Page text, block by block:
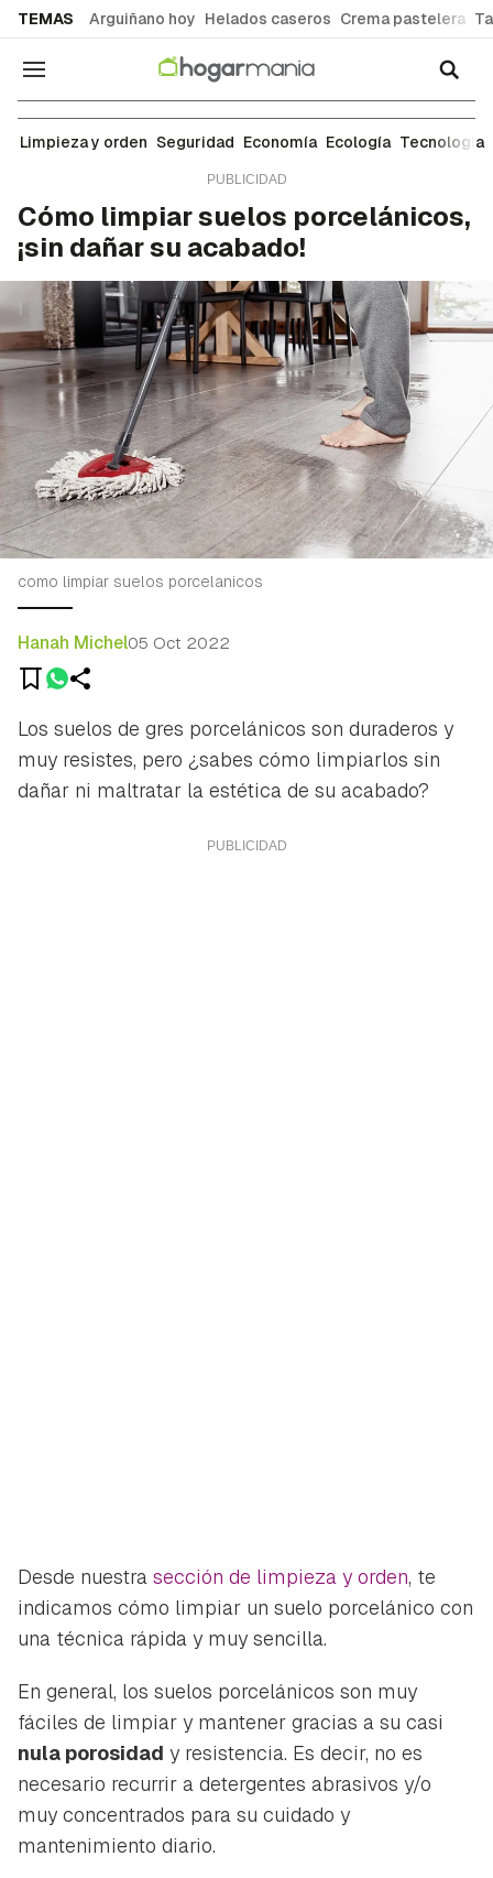
TEMAS Arguiñano hoy Helados caseros Crema pastelera
Navegación
Suelos y paredes
Limpieza y orden Seguridad Economía Ecología Tecnología
Cómo limpiar suelos porcelánicos,
¡sin dañar su acabado!
como limpiar suelos porcelanicos
Hanah Michel05 Oct 2022
Los suelos de gres porcelánicos son duraderos y
muy resistes, pero ¿sabes cómo limpiarlos sin
dañar ni maltratar la estética de su acabado?
Desde nuestra sección de limpieza y orden, te
indicamos cómo limpiar un suelo porcelánico con
una técnica rápida y muy sencilla.
En general, los suelos porcelánicos son muy
fáciles de limpiar y mantener gracias a su casi
nula porosidad y resistencia. Es decir, no es
necesario recurrir a detergentes abrasivos y/o
muy concentrados para su cuidado y
mantenimiento diario.